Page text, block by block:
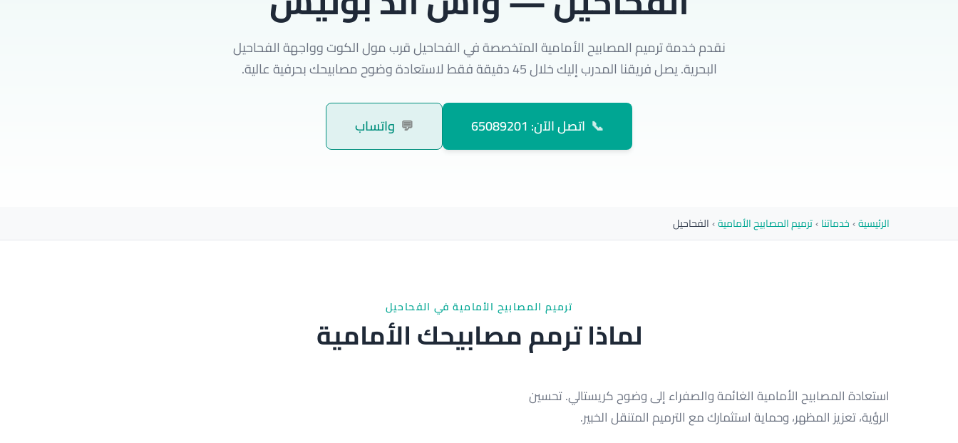
نقدم خدمة ترميم المصابيح الأمامية المتخصصة في الفحاحيل قرب مول الكوت وواجهة الفحاحيل
البحرية. يصل فريقنا المدرب إليك خلال 45 دقيقة فقط لاستعادة وضوح مصابيحك بحرفية عالية.
📞 اتصل الآن: 65089201 💬 واتساب
الرئيسية›خدماتنا›ترميم المصابيح الأمامية›الفحاحيل
ترميم المصابيح الأمامية في الفحاحيل
لماذا ترمم مصابيحك الأمامية
استعادة المصابيح الأمامية الغائمة والصفراء إلى وضوح كريستالي. تحسين
الرؤية، تعزيز المظهر، وحماية استثمارك مع الترميم المتنقل الخبير.